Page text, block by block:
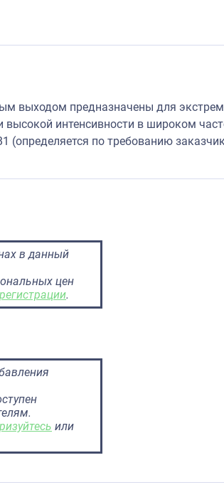
выходом предназначены для
высокой интенсивности в широком
(определяется по требованию
в данный
цен
.
или